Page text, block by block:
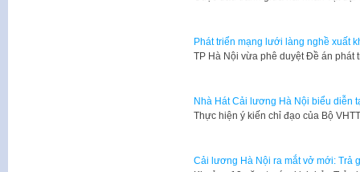
Phát triển mạng lưới làng nghề xuất
​TP Hà Nội vừa phê duyệt Đề án
Nhà Hát Cải lương Hà Nội biểu diễn
Thực hiện ý kiến chỉ đạo của Bộ
Cải lương Hà Nội ra mắt vở mới: Trả